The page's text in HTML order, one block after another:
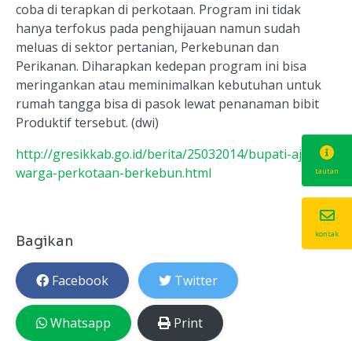
coba di terapkan di perkotaan. Program ini tidak
hanya terfokus pada penghijauan namun sudah
meluas di sektor pertanian, Perkebunan dan
Perikanan. Diharapkan kedepan program ini bisa
meringankan atau meminimalkan kebutuhan untuk
rumah tangga bisa di pasok lewat penanaman bibit
Produktif tersebut. (dwi)
http://gresikkab.go.id/berita/25032014/bupati-ajak-
warga-perkotaan-berkebun.html
Bagikan
Facebook Twitter
Whatsapp Print
tautan
kontak